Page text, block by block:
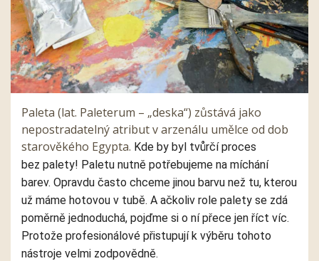
Paleta (lat. Paleterum – „deska“) zůstává jako
nepostradatelný atribut v arzenálu umělce od dob
starověkého Egypta. Kde by byl tvůrčí proces
bez palety! Paletu nutně potřebujeme na míchání
barev. Opravdu často chceme jinou barvu než tu, kterou
už máme hotovou v tubě. A ačkoliv role palety se zdá
poměrně jednoduchá, pojďme si o ní přece jen říct víc.
Protože profesionálové přistupují k výběru tohoto
nástroje velmi zodpovědně.